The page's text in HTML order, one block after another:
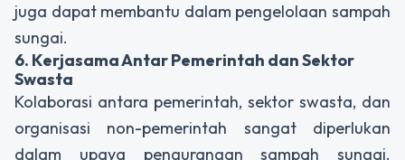
juga dapat membantu dalam pengelolaan sampah
sungai.
6. Kerjasama Antar Pemerintah dan Sektor
Swasta
Kolaborasi antara pemerintah, sektor swasta, dan
organisasi non-pemerintah sangat diperlukan
dalam upaya pengurangan sampah sungai.